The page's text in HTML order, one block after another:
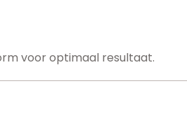
voor optimaal resultaat.